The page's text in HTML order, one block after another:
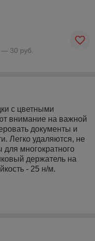
30 руб.
с цветными
внимание на важной
документы и
Легко удаляются, не
многократного
держатель на
- 25 н/м.